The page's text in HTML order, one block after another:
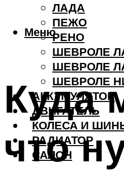
ЛАДА
ПЕЖО
РЕНО
ШЕВРОЛЕ
ШЕВРОЛЕ
ШЕВРОЛЕ
АККУМУЛЯТОР
ДВИГАТЕЛЬ
КОЛЕСА И
РАДИАТОР
САЛОН
Меню
Куда
что